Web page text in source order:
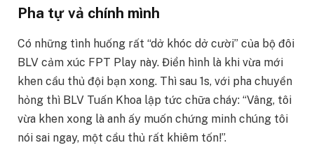
Pha tự vả chính mình
Có những tình huống rất “dở khóc dở cười” của bộ đôi
BLV cảm xúc FPT Play này. Điển hình là khi vừa mới
khen cầu thủ đội bạn xong. Thì sau 1s, với pha chuyền
hỏng thì BLV Tuấn Khoa lập tức chữa cháy: “Vâng, tôi
vừa khen xong là anh ấy muốn chứng minh chúng tôi
nói sai ngay, một cầu thủ rất khiêm tốn!”.